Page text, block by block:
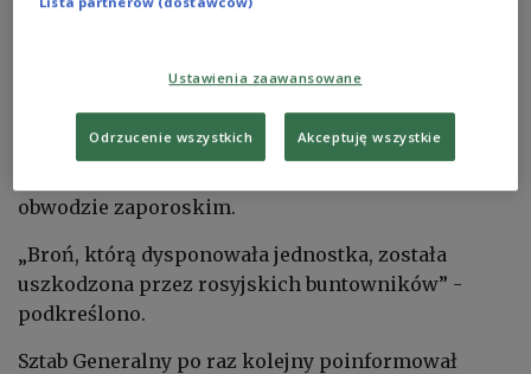
sztab na Facebooku.
Poinformował, że przeciwko udziałowi w walkach
zbuntowało się ostatnio 50 żołnierzy narodowości
dagestańskiej z Flotylli Kaspijskiej. Doszło do tego
obwodzie zaporoskim.
„Broń, którą dysponowała jednostka, została
uszkodzona przez rosyjskich buntowników” -
podkreślono.
Sztab Generalny po raz kolejny poinformował
Ustawienia zaawansowane
Odrzucenie wszystkich Akceptuję wszystkie